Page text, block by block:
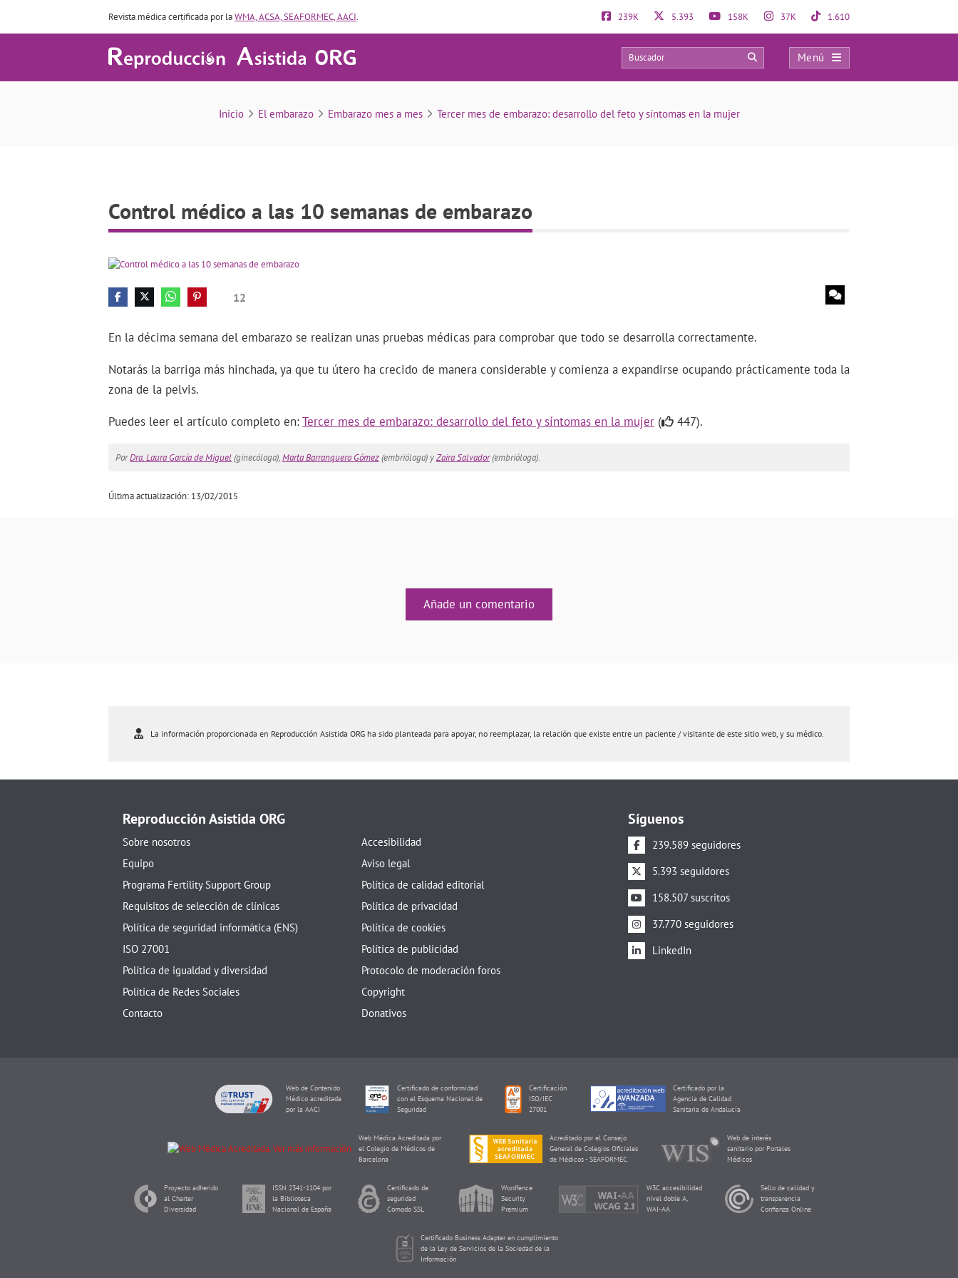
Revista médica certificada por laWMA, ACSA, SEAFORMEC, AACI. 239K 5.393 158K 37K 1.610
Menú
Control médico a las 10 semanas de embarazo
12 0
Inicio El embarazo Embarazo mes a mes Tercer mes de embarazo: desarrollo del feto y síntomas en la mujer
Control médico a las 10 semanas de embarazo
12
En la décima semana del embarazo se realizan unas pruebas médicas para comprobar que todo se desarrolla correctamente.
Notarás la barriga más hinchada, ya que tu útero ha crecido de manera considerable y comienza a expandirse ocupando prácticamente toda la
zona de la pelvis.
Puedes leer el artículo completo en:Tercer mes de embarazo: desarrollo del feto y síntomas en la mujer ( 447).
PorDra. Laura García de Miguel(ginecóloga),Marta Barranquero Gómez(embrióloga) yZaira Salvador(embrióloga).
Última actualización: 13/02/2015
Añade un comentario
La información proporcionada en Reproducción Asistida ORG ha sido planteada para apoyar, no reemplazar, la relación que existe entre un paciente / visitante de este sitio web, y su médico.
Reproducción Asistida ORG
Sobre nosotros
Equipo
Programa Fertility Support Group
Requisitos de selección de clínicas
Política de seguridad informática (ENS)
ISO 27001
Política de igualdad y diversidad
Política de Redes Sociales
Contacto
Accesibilidad
Aviso legal
Política de calidad editorial
Política de privacidad
Política de cookies
Política de publicidad
Protocolo de moderación foros
Copyright
Donativos
Síguenos
239.589 seguidores
5.393 seguidores
158.507 suscritos
37.770 seguidores
LinkedIn
Web de Contenido
Médico acreditada
por la AACI
Certificado de conformidad
con el Esquema Nacional de
Seguridad
Certificación
ISO/IEC
27001
Certificado por la
Agencia de Calidad
Sanitaria de Andalucía
Web Médica Acreditada por
el Colegio de Médicos de
Barcelona
Acreditado por el Consejo
General de Colegios Oficiales
de Médicos - SEAFORMEC
Web de interés
sanitario por Portales
Médicos
Proyecto adherido
al Charter
Diversidad
ISSN 2341-1104 por
la Biblioteca
Nacional de España
Certificado de
seguridad
Comodo SSL
Wordfence
Security
Premium
W3C accesibilidad
nivel doble A,
WAI-AA
Sello de calidad y
transparencia
Confianza Online
Certificado Business Adapter en cumplimiento
de la Ley de Servicios de la Sociedad de la
Información